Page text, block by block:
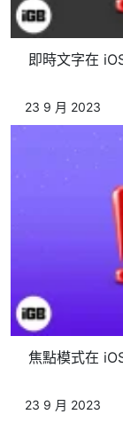
即時文字在
23 9 月 2023
焦點模式在
23 9 月 2023